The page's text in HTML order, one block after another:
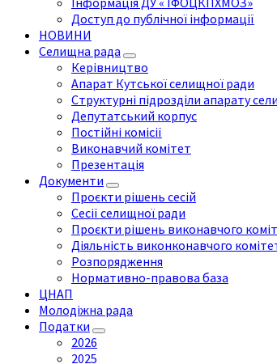
Доступ до публічної інформації
НОВИНИ
Селищна рада
Керівництво
Апарат Кутської селищної ради
Структурні підрозділи апарату
Депутатський корпус
Постійні комісії
Виконавчий комітет
Презентація
Документи
Проєкти рішень сесій
Сесії селищної ради
Проєкти рішень виконавчого
Діяльність виконконавчого
Розпорядження
Нормативно-правова база
ЦНАП
Молодіжна рада
Податки
2026
2025